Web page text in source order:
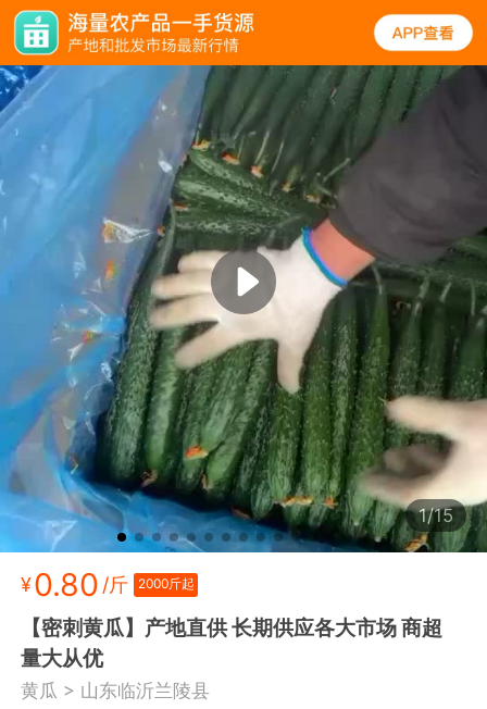
1/15
¥0.80 /斤 2000斤起
【密刺黄瓜】产地直供 长期供应各大市场 商超
量大从优
黄瓜 > 山东临沂兰陵县
实拍 规格 口碑 同类
黄瓜